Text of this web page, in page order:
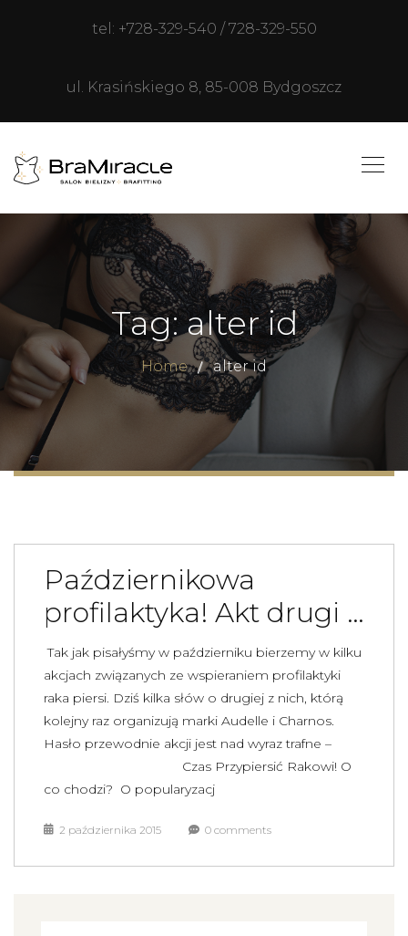
tel: +728-329-540 / 728-329-550
ul. Krasińskiego 8, 85-008 Bydgoszcz
Tag: alter id
Home alter id
Październikowa
profilaktyka! Akt drugi …
Tak jak pisałyśmy w październiku bierzemy w kilku
akcjach związanych ze wspieraniem profilaktyki
raka piersi. Dziś kilka słów o drugiej z nich, którą
kolejny raz organizują marki Audelle i Charnos.
Hasło przewodnie akcji jest nad wyraz trafne –
Czas Przypiersić Rakowi! O
co chodzi? O popularyzacj
2 października 2015 0 comments